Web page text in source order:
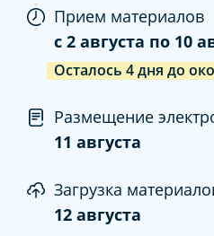
Прием материалов
c 2 августа по 10
Осталось 4дня до
Размещение
11 августа
Загрузка
12 августа